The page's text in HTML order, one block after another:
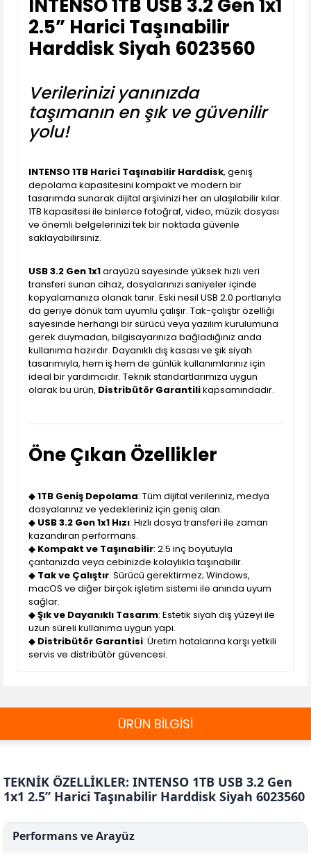
INTENSO 1TB USB 3.2 Gen 1x1
2.5” Harici Taşınabilir
Harddisk Siyah 6023560
Verilerinizi yanınızda
taşımanın en şık ve güvenilir
yolu!
INTENSO 1TB Harici Taşınabilir Harddisk, geniş
depolama kapasitesini kompakt ve modern bir
tasarımda sunarak dijital arşivinizi her an ulaşılabilir kılar.
1TB kapasitesi ile binlerce fotoğraf, video, müzik dosyası
ve önemli belgelerinizi tek bir noktada güvenle
saklayabilirsiniz.
USB 3.2 Gen 1x1arayüzü sayesinde yüksek hızlı veri
transferi sunan cihaz, dosyalarınızı saniyeler içinde
kopyalamanıza olanak tanır. Eski nesil USB 2.0 portlarıyla
da geriye dönük tam uyumlu çalışır. Tak-çalıştır özelliği
sayesinde herhangi bir sürücü veya yazılım kurulumuna
gerek duymadan, bilgisayarınıza bağladığınız anda
kullanıma hazırdır. Dayanıklı dış kasası ve şık siyah
tasarımıyla, hem iş hem de günlük kullanımlarınız için
ideal bir yardımcıdır. Teknik standartlarımıza uygun
olarak bu ürün, Distribütör Garantilikapsamındadır.
Öne Çıkan Özellikler
◆1TB Geniş Depolama: Tüm dijital verileriniz, medya
dosyalarınız ve yedekleriniz için geniş alan.
◆ USB 3.2 Gen 1x1 Hızı: Hızlı dosya transferi ile zaman
kazandıran performans.
◆ Kompakt ve Taşınabilir: 2.5 inç boyutuyla
çantanızda veya cebinizde kolaylıkla taşınabilir.
◆ Tak ve Çalıştır: Sürücü gerektirmez; Windows,
macOS ve diğer birçok işletim sistemi ile anında uyum
sağlar.
◆Şık ve Dayanıklı Tasarım: Estetik siyah dış yüzeyi ile
uzun süreli kullanıma uygun yapı.
◆ Distribütör Garantisi: Üretim hatalarına karşı yetkili
servis ve distribütör güvencesi.
ÜRÜN BİLGİSİ
TEKNİK ÖZELLİKLER: INTENSO 1TB USB 3.2 Gen
1x1 2.5” Harici Taşınabilir Harddisk Siyah 6023560
Performans ve Arayüz